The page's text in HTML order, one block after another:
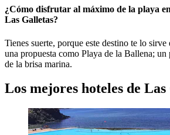
¿Cómo disfrutar al máximo de la playa
Las Galletas?
Tienes suerte, porque este destino te lo sirve
una propuesta como Playa de la Ballena;
de la brisa marina.
Los mejores hoteles de